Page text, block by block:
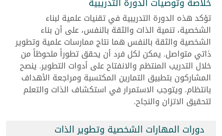
تؤكد هذه الدورة التدريبية في تقنيات علمية لبناء
الشخصية، تنمية الذات والثقة بالنفس، على أن بناء
الشخصية والثقة بالنفس هما نتاج ممارسات علمية وتطوير
ذاتي متواصل. يمكن لكل فرد أن يحقق تطوراً ملحوظاً من
خلال التدريب المنتظم والانفتاح على أدوات التطوير. ينصح
المشاركون بتطبيق التمارين المكتسبة ومراجعة الأهداف
بانتظام. ويتوجب الاستمرار في استكشاف الذات والتعلم
لتحقيق الاتزان والنجاح.
دورات المهارات الشخصية وتطوير الذات